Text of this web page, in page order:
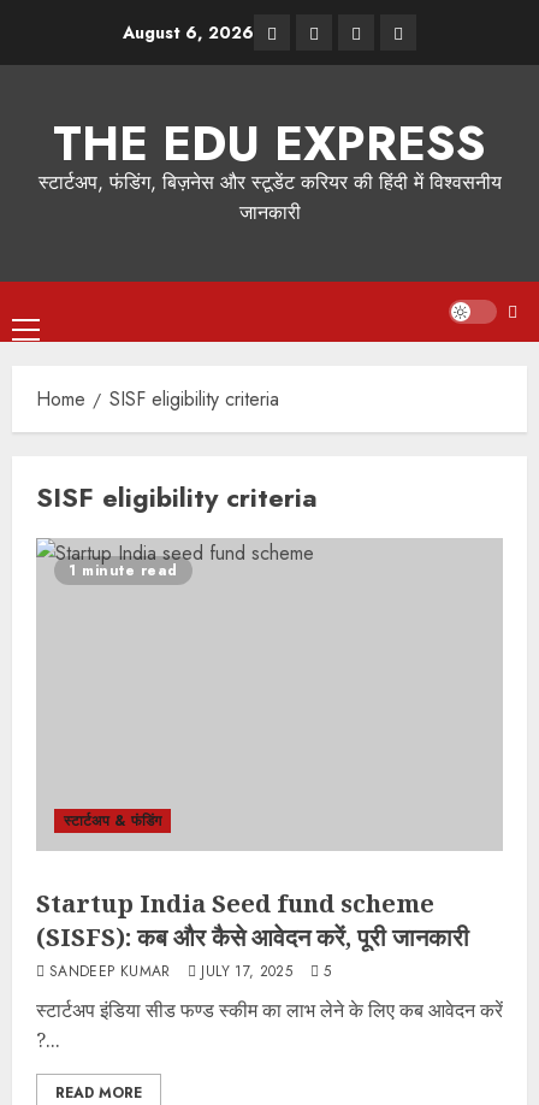
August 6, 2026
THE EDU EXPRESS
स्टार्टअप, फंडिंग, बिज़नेस और स्टूडेंट करियर की हिंदी में विश्वसनीय
जानकारी
Home SISF eligibility criteria
SISF eligibility criteria
1 minute read
स्टार्टअप & फंडिंग
Startup India Seed fund scheme
(SISFS): कब और कैसे आवेदन करें, पूरी जानकारी
SANDEEP KUMAR JULY 17, 2025 5
स्टार्टअप इंडिया सीड फण्ड स्कीम का लाभ लेने के लिए कब आवेदन करें
?...
READ MORE